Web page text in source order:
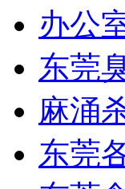
办公
东莞
麻涌
东莞